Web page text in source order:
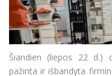
Šiandien (liepos 22 d.)
pažinta ir išbandyta